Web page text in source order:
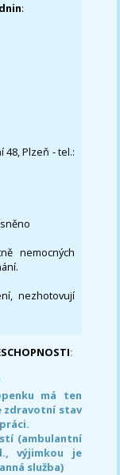
:
48, Plzeň - tel.:
nemocných
nezhotovují
:
má ten
zdravotní stav
(ambulantní
výjimkou je
služba)